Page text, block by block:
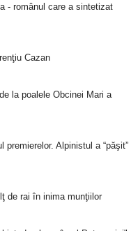
- românul care a sintetizat
Cazan
la poalele Obcinei Mari a
premierelor. Alpinistul a “păşit”
de rai în inima munţiilor